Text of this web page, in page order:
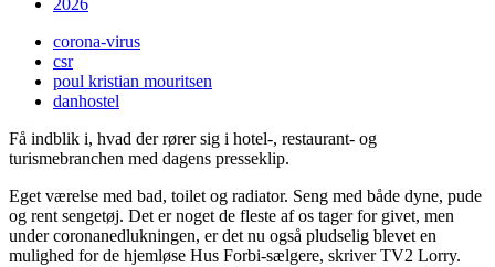
2026
corona-virus
csr
poul kristian mouritsen
danhostel
Få indblik i, hvad der rører sig i hotel-, restaurant- og
turismebranchen med dagens presseklip.
Eget værelse med bad, toilet og radiator. Seng med både dyne, pude
og rent sengetøj. Det er noget de fleste af os tager for givet, men
under coronanedlukningen, er det nu også pludselig blevet en
mulighed for de hjemløse Hus Forbi-sælgere, skriver TV2 Lorry.